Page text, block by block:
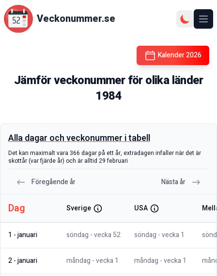
Veckonummer.se
Kalender2026
Jämför veckonummer för olika länder
1984
Alla dagar och veckonummer i tabell
Det kan maximalt vara 366 dagar på ett år, extradagen infaller när det är
skottår (var fjärde år) och är alltid 29 februari
Föregående år Nästa år
Dag Sverige USA
1 -januari söndag - vecka52 söndag - vecka1
2-januari måndag - vecka1 måndag - vecka1